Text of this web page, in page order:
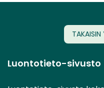
TAKAISIN
Luontotieto-sivusto